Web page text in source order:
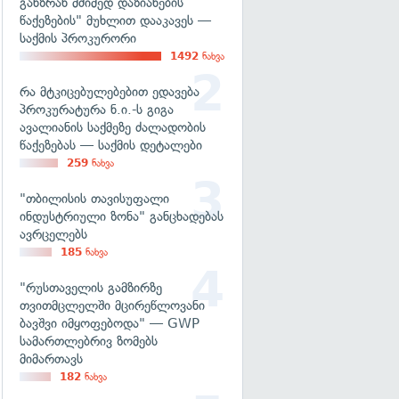
წაქეზების" მუხლით დააკავეს —
საქმის პროკურორი
1492 ნახვა
რა მტკიცებულებებით ედავება
პროკურატურა ნ.ი.-ს გიგა
ავალიანის საქმეზე ძალადობის
წაქეზებას — საქმის დეტალები
259 ნახვა
"თბილისის თავისუფალი
ინდუსტრიული ზონა" განცხადებას
ავრცელებს
185 ნახვა
"რუსთაველის გამზირზე
თვითმცლელში მცირეწლოვანი
ბავშვი იმყოფებოდა" — GWP
სამართლებრივ ზომებს
მიმართავს
182 ნახვა